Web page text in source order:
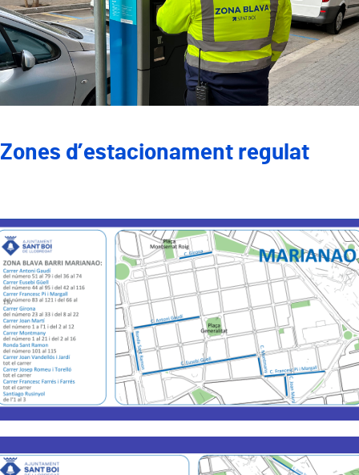
Zones d’estacionament regulat